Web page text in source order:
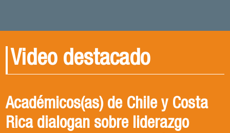
Video destacado
Académicos(as) de Chile y Costa
Rica dialogan sobre liderazgo